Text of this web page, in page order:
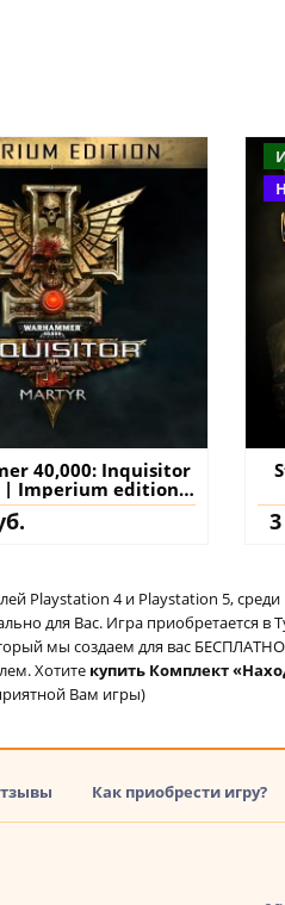
40,000: Inquisitor
| Imperium edition
купить игру на
аккаунт
Playstation 4 и Playstation 5,
для Вас. Игра приобретается
мы создаем для вас
Хотите купить Комплект
Вам игры)
Как приобрести игру?